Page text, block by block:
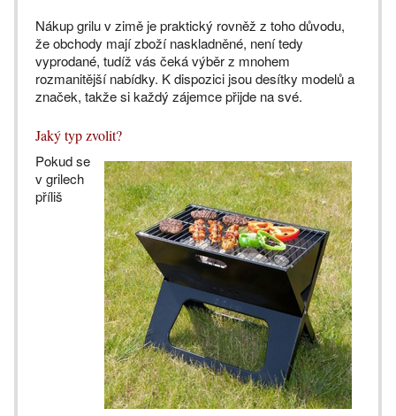
Nákup grilu v zimě je praktický rovněž z toho důvodu,
že obchody mají zboží naskladněné, není tedy
vyprodané, tudíž vás čeká výběr z mnohem
rozmanitější nabídky. K dispozici jsou desítky modelů a
značek, takže si každý zájemce přijde na své.
Jaký typ zvolit?
Pokud se
v grilech
příliš